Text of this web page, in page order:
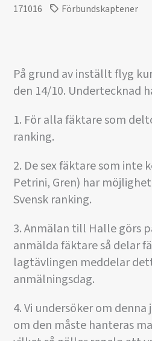
171016 Förbundskaptener
På grund av inställt flyg
den 14/10. Undertecknad
1. För alla fäktare som
ranking.
2. De sex fäktare som inte
Petrini, Gren) har
Svensk ranking.
3. Anmälan till Halle görs
anmälda fäktare så delar
lagtävlingen meddelar
anmälningsdag.
4. Vi undersöker om
om den måste hanteras